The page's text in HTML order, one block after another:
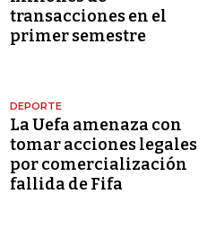
transacciones en el
primer semestre
DEPORTE
La Uefa amenaza con
tomar acciones legales
por comercialización
fallida de Fifa